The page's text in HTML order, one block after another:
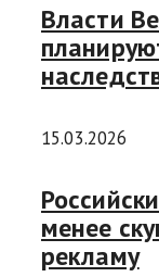
Власти
15.03.2026
менее
рекламу